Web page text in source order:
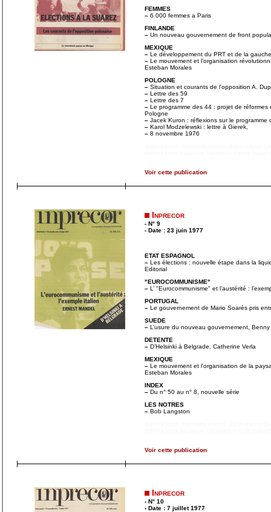
FEMMES
– 6 000 femmes a Paris
FINLANDE
– Un nouveau gouvernement de front
MEXIQUE
– Le développement du PRT et de la
– Le mouvement et l’organisation
Esteban Morales
POLOGNE
– Situation et courants de l’opposition A.
– Lettre des 59
– Lettre des 7
– Le programme des 44 : projet de réformes
Pologne
– Jacek Kuron : réflexions sur le programme
– Karol Modzelewski : lettre à Gierek,
– 8 novembre 1976
Voir cette publication
Inprecor
- N° 9
- Date : 23 juin 1977
ETAT ESPAGNOL
– Les élections : nouvelle étape dans la
Editorial
"EUROCOMMUNISME"
– L’ "Eurocommunisme" et l’austérité :
PORTUGAL
– Le gouvernement de Mario Soarès pris
SUEDE
– L’usure du nouveau gouvernement, Benny
DETENTE
– D’Helsinki à Belgrade, Catherine Verla
MEXIQUE
– Le mouvement et l’organisation de la
Esteban Morales
INDEX
– Du n° 50 au n° 8, nouvelle série
LES NOTRES
– Bob Langston
Voir cette publication
Inprecor
- N° 10
- Date : 7 juillet 1977